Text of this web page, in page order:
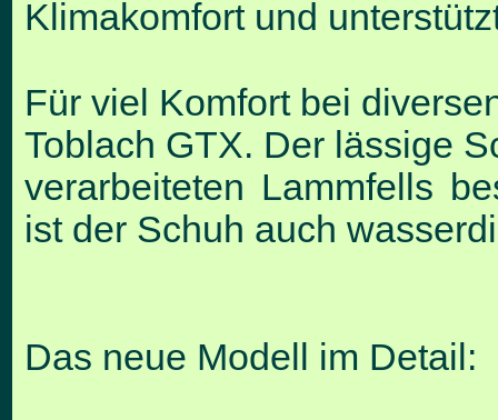
Klimakomfort und
Für viel Komfort bei
Toblach GTX. Der lässige
verarbeiteten Lammfells
ist der Schuh auch
Das neue Modell im Detail: